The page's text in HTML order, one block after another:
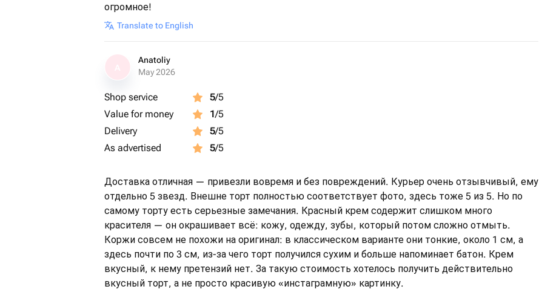
огромное!
Translate to English
Anatoliy
May 2026
Shop service 5/5
Value for money
1/5
Delivery
5/5
As advertised
5/5
Доставка отличная — привезли вовремя и без повреждений. Курьер очень отзывчивый, ему
отдельно 5 звезд. Внешне торт полностью соответствует фото, здесь тоже 5 из 5. Но по
самому торту есть серьезные замечания. Красный крем содержит слишком много
красителя — он окрашивает всё: кожу, одежду, зубы, который потом сложно отмыть.
Коржи совсем не похожи на оригинал: в классическом варианте они тонкие, около 1 см, а
здесь почти по 3 см, из-за чего торт получился сухим и больше напоминает батон. Крем
вкусный, к нему претензий нет. За такую стоимость хотелось получить действительно
вкусный торт, а не просто красивую «инстаграмную» картинку.